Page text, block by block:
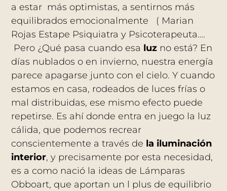
a estar más optimistas, a sentirnos más
equilibrados emocionalmente ( Marian
Rojas Estape Psiquiatra y Psicoterapeuta….
Pero ¿Qué pasa cuando esa luz no está? En
días nublados o en invierno, nuestra energía
parece apagarse junto con el cielo. Y cuando
estamos en casa, rodeados de luces frías o
mal distribuidas, ese mismo efecto puede
repetirse. Es ahí donde entra en juego la luz
cálida, que podemos recrear
conscientemente a través de la iluminación
interior, y precisamente por esta necesidad,
es a como nació la ideas de Lámparas
Obboart, que aportan un l plus de equilibrio